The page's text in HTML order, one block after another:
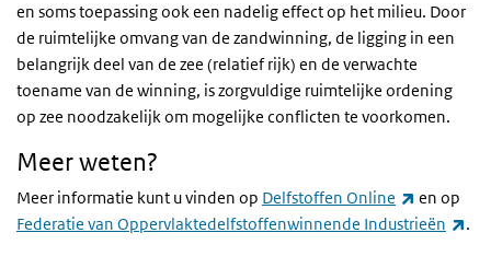
en soms toepassing ook een nadelig effect op het milieu. Door
de ruimtelijke omvang van de zandwinning, de ligging in een
belangrijk deel van de zee (relatief rijk) en de verwachte
toename van de winning, is zorgvuldige ruimtelijke ordening
op zee noodzakelijk om mogelijke conflicten te voorkomen.
Meer weten?
Meer informatie kunt u vinden op Delfstoffen Online (externe
en op
Federatie van Oppervlaktedelfstoffenwinnende Industrieën
.